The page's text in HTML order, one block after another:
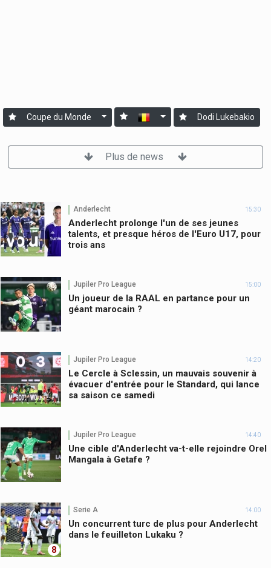
Coupe du Monde Dodi Lukebakio
Plus de news
Anderlecht 15:30
Anderlecht prolonge l'un de ses jeunes
talents, et presque héros de l'Euro U17, pour
trois ans
Jupiler Pro League 15:00
Un joueur de la RAAL en partance pour un
géant marocain ?
Jupiler Pro League 14:20
Le Cercle à Sclessin, un mauvais souvenir à
évacuer d'entrée pour le Standard, qui lance
sa saison ce samedi
Jupiler Pro League 14:40
Une cible d'Anderlecht va-t-elle rejoindre Orel
Mangala à Getafe ?
8
Serie A 14:00
Un concurrent turc de plus pour Anderlecht
dans le feuilleton Lukaku ?